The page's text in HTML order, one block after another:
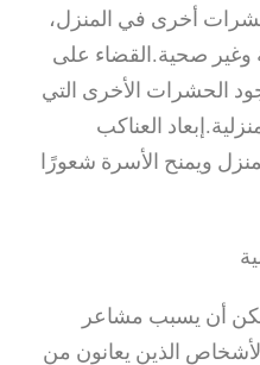
أخرى في المنزل،
وغير صحية.القضاء على
الحشرات الأخرى التي
العناكب
ويمنح الأسرة شعورًا
أن يسبب مشاعر
الذين يعانون من